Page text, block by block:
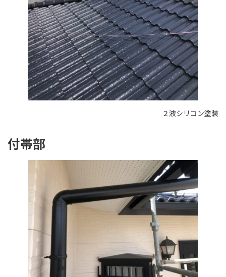
２液シリコン塗装
付帯部